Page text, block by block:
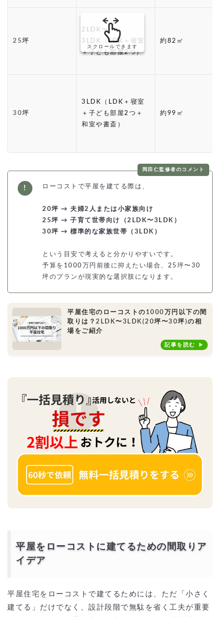
25坪
2LDK〜
3LDK（LDK＋寝室
＋子ども部屋2つ）
約82㎡
30坪
3LDK（LDK＋寝室
＋子ども部屋2つ＋
和室や書斎）
約99㎡
スクロールできます
岡田仁監修者のコメント
ローコストで平屋を建てる際は、
20坪 → 夫婦2人または小家族向け
25坪 → 子育て世帯向け（2LDK〜3LDK）
30坪 → 標準的な家族世帯（3LDK）
という目安で考えると分かりやすいです。
予算を1000万円前後に抑えたい場合、25坪〜30
坪のプランが現実的な選択肢になります。
平屋住宅のローコストの1000万円以下の間
取りは？2LDK〜3LDK(20坪〜30坪)の相
場をご紹介
記事を読む
平屋をローコストに建てるための間取りア
イデア
平屋住宅をローコストで建てるためには、ただ「小さく
建てる」だけでなく、設計段階で無駄を省く工夫が重要